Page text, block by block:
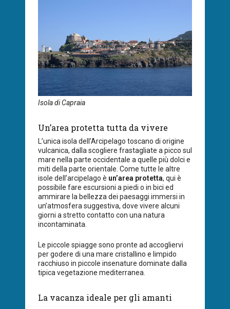
Isola di Capraia
Un’area protetta tutta da vivere
L’unica isola dell’Arcipelago toscano di origine
vulcanica, dalla scogliere frastagliate a picco sul
mare nella parte occidentale a quelle più dolci e
miti della parte orientale. Come tutte le altre
isole dell’arcipelago è un’area protetta, qui è
possibile fare escursioni a piedi o in bici ed
ammirare la bellezza dei paesaggi immersi in
un’atmosfera suggestiva, dove vivere alcuni
giorni a stretto contatto con una natura
incontaminata.
Le piccole spiagge sono pronte ad accogliervi
per godere di una mare cristallino e limpido
racchiuso in piccole insenature dominate dalla
tipica vegetazione mediterranea.
La vacanza ideale per gli amanti